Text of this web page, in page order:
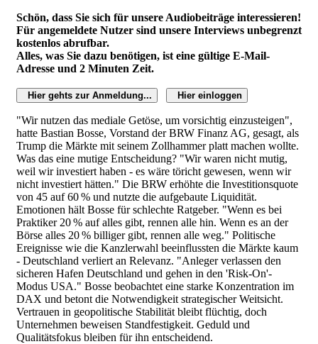
Schön, dass Sie sich für unsere Audiobeiträge interessieren!
Für angemeldete Nutzer sind unsere Interviews unbegrenzt
kostenlos abrufbar.
Alles, was Sie dazu benötigen, ist eine gültige E-Mail-
Adresse und 2 Minuten Zeit.
Hier gehts zur Anmeldung... Hier einloggen
"Wir nutzen das mediale Getöse, um vorsichtig einzusteigen",
hatte Bastian Bosse, Vorstand der BRW Finanz AG, gesagt, als
Trump die Märkte mit seinem Zollhammer platt machen wollte.
Was das eine mutige Entscheidung? "Wir waren nicht mutig,
weil wir investiert haben - es wäre töricht gewesen, wenn wir
nicht investiert hätten." Die BRW erhöhte die Investitionsquote
von 45 auf 60 % und nutzte die aufgebaute Liquidität.
Emotionen hält Bosse für schlechte Ratgeber. "Wenn es bei
Praktiker 20 % auf alles gibt, rennen alle hin. Wenn es an der
Börse alles 20 % billiger gibt, rennen alle weg." Politische
Ereignisse wie die Kanzlerwahl beeinflussten die Märkte kaum
- Deutschland verliert an Relevanz. "Anleger verlassen den
sicheren Hafen Deutschland und gehen in den 'Risk-On'-
Modus USA." Bosse beobachtet eine starke Konzentration im
DAX und betont die Notwendigkeit strategischer Weitsicht.
Vertrauen in geopolitische Stabilität bleibt flüchtig, doch
Unternehmen beweisen Standfestigkeit. Geduld und
Qualitätsfokus bleiben für ihn entscheidend.